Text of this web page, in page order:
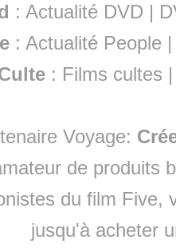
: Actualité DVD |
:Actualité People
: Films cultes
Voyage:
de produits
du film Five,
jusqu'à acheter